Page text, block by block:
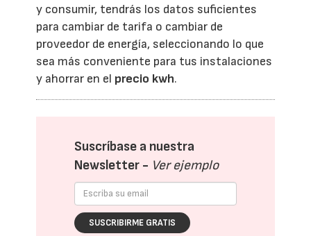
y consumir, tendrás los datos suficientes
para cambiar de tarifa o cambiar de
proveedor de energía, seleccionando lo que
sea más conveniente para tus instalaciones
y ahorrar en el precio kwh.
Suscríbase a nuestra
Newsletter - Ver ejemplo
SUSCRIBIRME GRATIS